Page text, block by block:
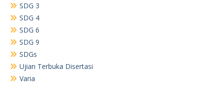
SDG 3
SDG 4
SDG 6
SDG 9
SDGs
Ujian Terbuka Disertasi
Varia